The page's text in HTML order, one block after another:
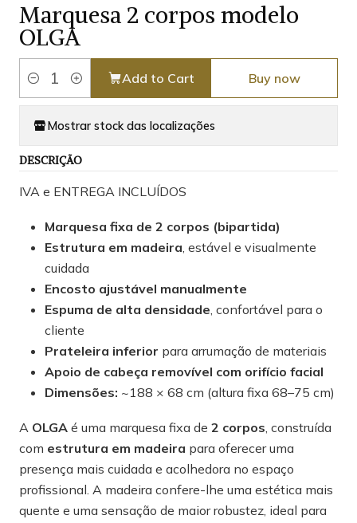
Marquesa 2 corpos modelo
OLGA
Quantity
Add to Cart Buy now
Mostrar stock das localizações
DESCRIÇÃO
IVA e ENTREGA INCLUÍDOS
Marquesa fixa de 2 corpos (bipartida)
Estrutura em madeira, estável e visualmente
cuidada
Encosto ajustável manualmente
Espuma de alta densidade, confortável para o
cliente
Prateleira inferior para arrumação de materiais
Apoio de cabeça removível com orifício facial
Dimensões: ~188 × 68 cm (altura fixa 68–75 cm)
A OLGA é uma marquesa fixa de 2 corpos, construída
com estrutura em madeira para oferecer uma
presença mais cuidada e acolhedora no espaço
profissional. A madeira confere-lhe uma estética mais
quente e uma sensação de maior robustez, ideal para